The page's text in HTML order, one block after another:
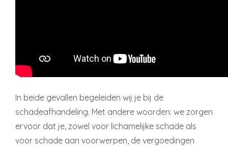
In beide gevallen begeleiden wij je bij de
schadeafhandeling. Met andere woorden: we zorgen
ervoor dat je, zowel voor lichamelijke schade als
voor schade aan voorwerpen, de vergoedingen